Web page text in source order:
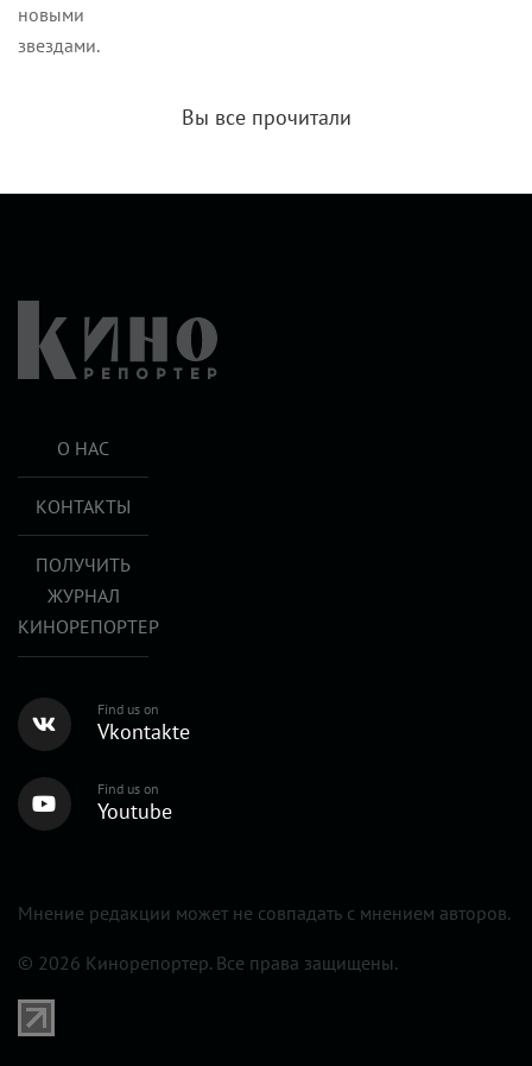
новыми
звездами.
Вы все прочитали
О НАС
КОНТАКТЫ
ПОЛУЧИТЬ
ЖУРНАЛ
КИНОРЕПОРТЕР
Find us on
Vkontakte
Find us on
Youtube
Мнение редакции может не совпадать с мнением авторов.
© 2026 Кинорепортер. Все права защищены.